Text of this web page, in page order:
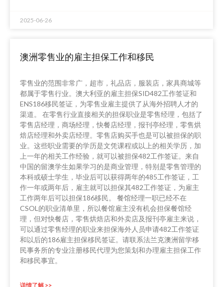
2025-06-26
澳洲零售业的雇主担保工作和移民
零售业的范围非常广，超市，礼品店，服装店，家具商城等
都属于零售行业。澳大利亚的雇主担保SID482工作签证和
ENS186移民签证，为零售业雇主提供了从海外招聘人才的
渠道。 在零售行业直接相关的担保职业是零售经理，包括了
零售店经理，商场经理，快餐店经理，报刊亭经理，零售烘
焙店经理和外卖店经理。零售店购买手也是可以被担保的职
业。这些职业需要的学历是文凭课程或以上的相关学历，加
上一年的相关工作经验，就可以被担保482工作签证。来自
中国的留澳学生如果学习的是商业管理，特别是零售管理的
本科或硕士学生，毕业后可以获得两年的485工作签证，工
作一年或两年后，雇主就可以担保其482工作签证，为雇主
工作两年后可以担保186移民。 餐馆经理一职已经不在
CSOL的职业清单里，所以餐馆雇主没有机会担保餐馆经
理，但对快餐店，零售烘焙店和外卖店及报刊亭雇主来说，
可以通过零售经理的职业来担保海外人员申请482工作签证
和以后的186雇主担保移民签证。请联系法兰克澳洲留学移
民事务所的专业注册移民代理为您策划和办理雇主担保工作
和移民事宜。
详情了解 >>